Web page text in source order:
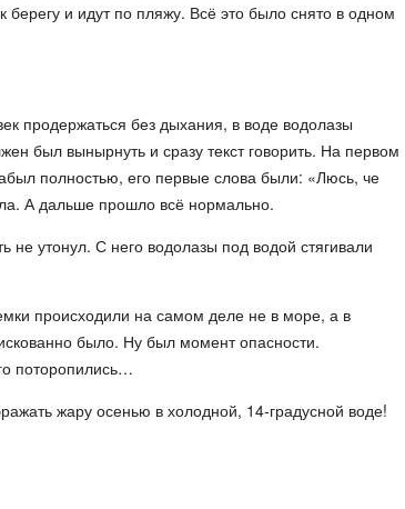
берегу и идут по пляжу. Всё это было снято в одном
продержаться без дыхания, в воде водолазы
был вынырнуть и сразу текст говорить. На первом
полностью, его первые слова были: «Люсь, че
А дальше прошло всё нормально.
не утонул. С него водолазы под водой стягивали
происходили на самом деле не в море, а в
было. Ну был момент опасности.
поторопились…
жару осенью в холодной, 14-градусной воде!